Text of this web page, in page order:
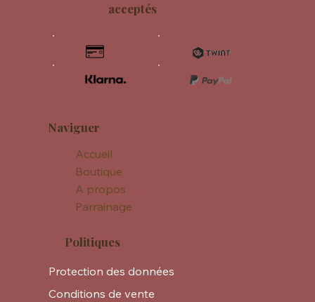
Naviguer
Accueil
Boutique
A propos
Parrainage
Politiques
Protection des données
Conditions de vente
acceptés